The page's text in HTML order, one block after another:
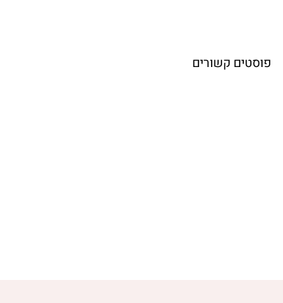
פוסטים קשורים